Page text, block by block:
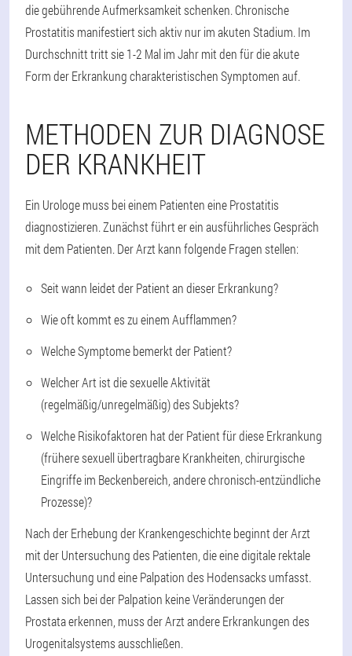
die gebührende Aufmerksamkeit schenken. Chronische
Prostatitis manifestiert sich aktiv nur im akuten Stadium. Im
Durchschnitt tritt sie 1-2 Mal im Jahr mit den für die akute
Form der Erkrankung charakteristischen Symptomen auf.
METHODEN ZUR DIAGNOSE
DER KRANKHEIT
Ein Urologe muss bei einem Patienten eine Prostatitis
diagnostizieren. Zunächst führt er ein ausführliches Gespräch
mit dem Patienten. Der Arzt kann folgende Fragen stellen:
Seit wann leidet der Patient an dieser Erkrankung?
Wie oft kommt es zu einem Aufflammen?
Welche Symptome bemerkt der Patient?
Welcher Art ist die sexuelle Aktivität
(regelmäßig/unregelmäßig) des Subjekts?
Welche Risikofaktoren hat der Patient für diese Erkrankung
(frühere sexuell übertragbare Krankheiten, chirurgische
Eingriffe im Beckenbereich, andere chronisch-entzündliche
Prozesse)?
Nach der Erhebung der Krankengeschichte beginnt der Arzt
mit der Untersuchung des Patienten, die eine digitale rektale
Untersuchung und eine Palpation des Hodensacks umfasst.
Lassen sich bei der Palpation keine Veränderungen der
Prostata erkennen, muss der Arzt andere Erkrankungen des
Urogenitalsystems ausschließen.